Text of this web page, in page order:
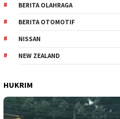
BERITA OLAHRAGA
BERITA OTOMOTIF
NISSAN
NEW ZEALAND
HUKRIM